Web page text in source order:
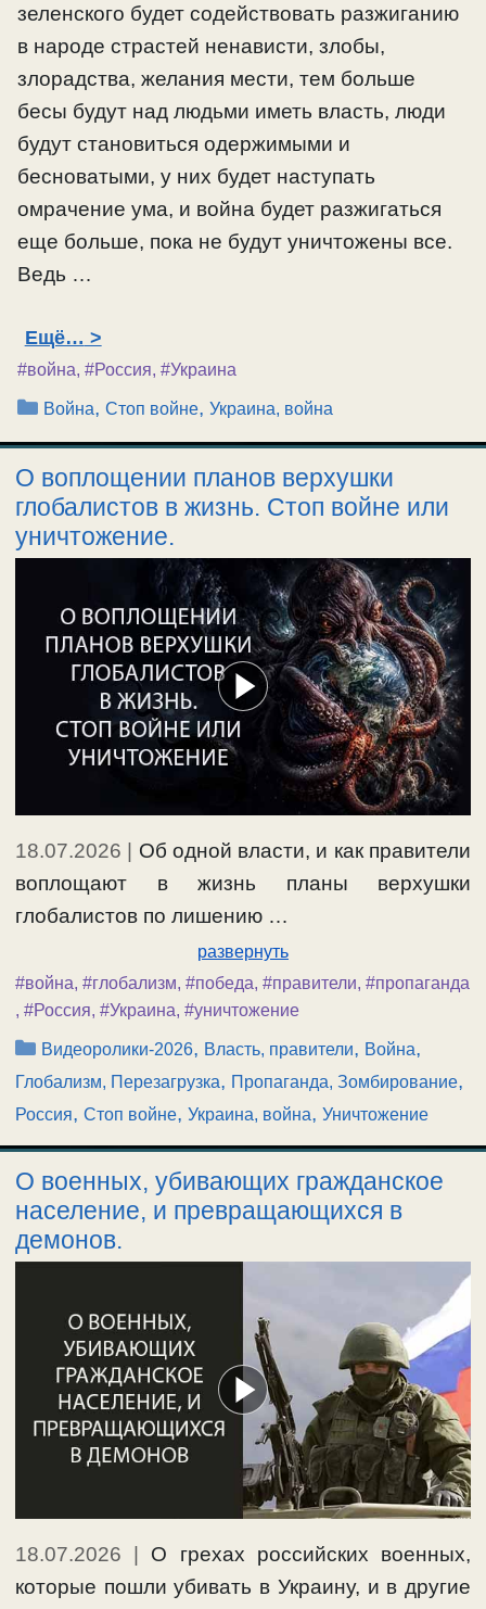
зеленского будет содействовать разжиганию
в народе страстей ненависти, злобы,
злорадства, желания мести, тем больше
бесы будут над людьми иметь власть, люди
будут становиться одержимыми и
бесноватыми, у них будет наступать
омрачение ума, и война будет разжигаться
еще больше, пока не будут уничтожены все.
Ведь …
Ещё…
#война, #Россия, #Украина
Рубрики
Война,Стоп войне,Украина, война
О воплощении планов верхушки
глобалистов в жизнь. Стоп войне или
уничтожение.
18.07.2026
Об одной власти, и как правители
воплощают в жизнь планы верхушки
глобалистов по лишению …
развернуть
#война, #глобализм, #победа, #правители, #пропаганда
, #Россия, #Украина, #уничтожение
Рубрики
Видеоролики-2026, Власть, правители, Война,
Глобализм, Перезагрузка, Пропаганда, Зомбирование,
Россия, Стоп войне, Украина, война, Уничтожение
О военных, убивающих гражданское
население, и превращающихся в
демонов.
18.07.2026
О грехах российских военных,
которые пошли убивать в Украину, и в другие